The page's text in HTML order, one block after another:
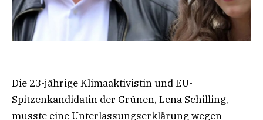
Die 23-jährige Klimaaktivistin und EU-
Spitzenkandidatin der Grünen, Lena Schilling,
musste eine Unterlassungserklärung wegen